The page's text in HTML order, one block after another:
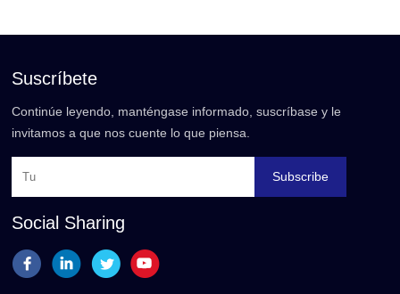
Suscríbete
Continúe leyendo, manténgase informado, suscríbase y le
invitamos a que nos cuente lo que piensa.
Subscribe
Social Sharing